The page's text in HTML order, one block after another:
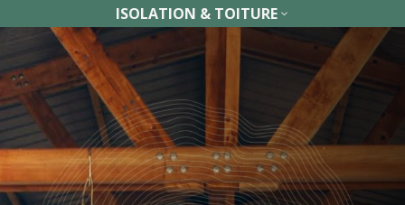
3
ISOLATION & TOITURE